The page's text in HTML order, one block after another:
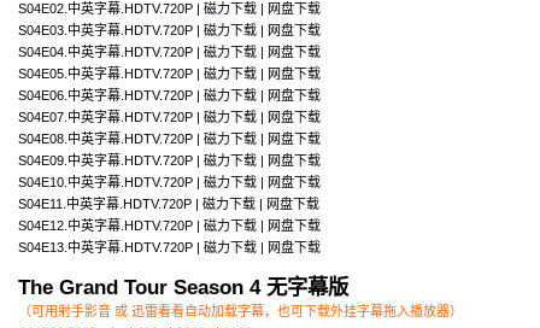
S04E02.中英字幕.HDTV.720P | 磁力下载 | 网盘下载
S04E03.中英字幕.HDTV.720P | 磁力下载 | 网盘下载
S04E04.中英字幕.HDTV.720P | 磁力下载 | 网盘下载
S04E05.中英字幕.HDTV.720P | 磁力下载 | 网盘下载
S04E06.中英字幕.HDTV.720P | 磁力下载 | 网盘下载
S04E07.中英字幕.HDTV.720P | 磁力下载 | 网盘下载
S04E08.中英字幕.HDTV.720P | 磁力下载 | 网盘下载
S04E09.中英字幕.HDTV.720P | 磁力下载 | 网盘下载
S04E10.中英字幕.HDTV.720P | 磁力下载 | 网盘下载
S04E11.中英字幕.HDTV.720P | 磁力下载 | 网盘下载
S04E12.中英字幕.HDTV.720P | 磁力下载 | 网盘下载
S04E13.中英字幕.HDTV.720P | 磁力下载 | 网盘下载
The Grand Tour Season 4 无字幕版
（可用射手影音 或 迅雷看看自动加载字幕，也可下载外挂字幕拖入播放器）